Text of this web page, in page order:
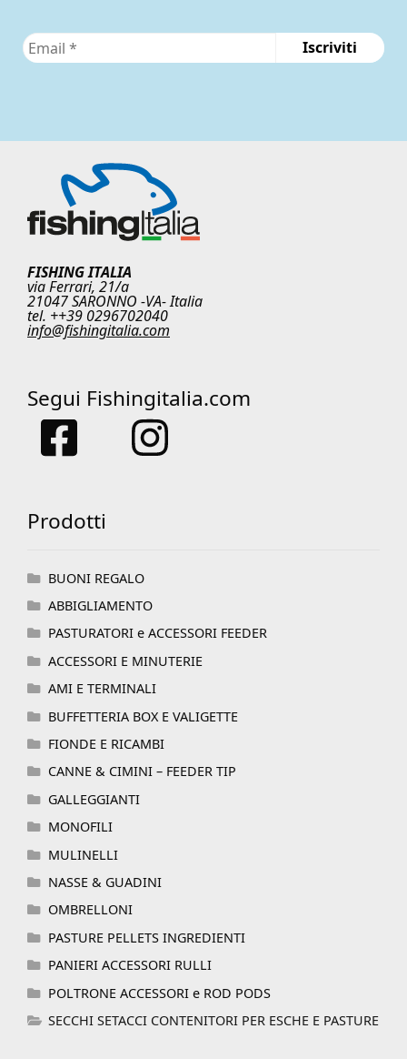
FISHING ITALIA
via Ferrari, 21/a
21047 SARONNO -VA- Italia
tel. ++39 0296702040
info@fishingitalia.com
Segui Fishingitalia.com
Prodotti
BUONI REGALO
ABBIGLIAMENTO
PASTURATORI e ACCESSORI FEEDER
ACCESSORI E MINUTERIE
AMI E TERMINALI
BUFFETTERIA BOX E VALIGETTE
FIONDE E RICAMBI
CANNE & CIMINI – FEEDER TIP
GALLEGGIANTI
MONOFILI
MULINELLI
NASSE & GUADINI
OMBRELLONI
PASTURE PELLETS INGREDIENTI
PANIERI ACCESSORI RULLI
POLTRONE ACCESSORI e ROD PODS
SECCHI SETACCI CONTENITORI PER ESCHE E PASTURE